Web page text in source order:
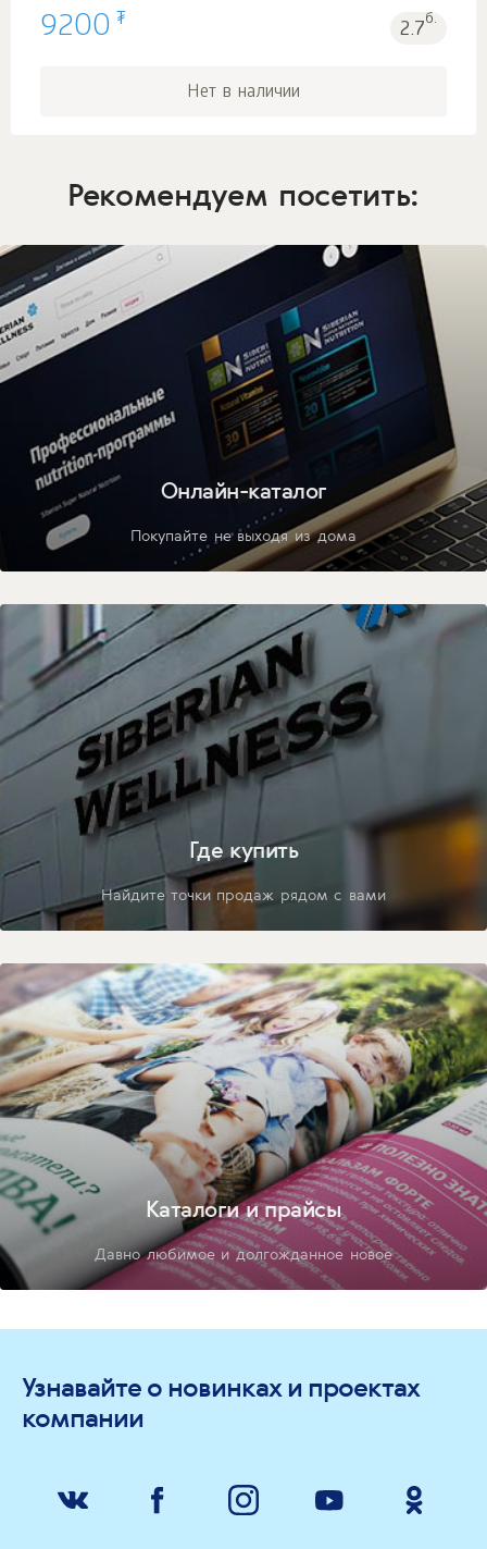
9200 ₮ 2.7б.
Нет в наличии
Рекомендуем посетить:
Онлайн-каталог
Покупайте не выходя из дома
Где купить
Найдите точки продаж рядом с вами
Каталоги и прайсы
Давно любимое и долгожданное новое
Узнавайте о новинках и проектах
компании